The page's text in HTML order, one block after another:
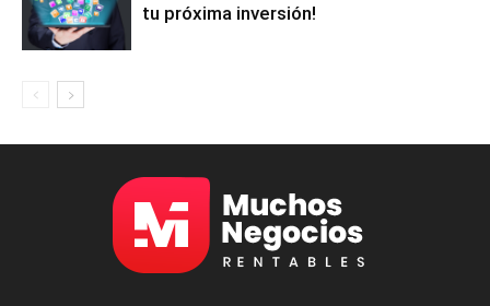
tu próxima inversión!